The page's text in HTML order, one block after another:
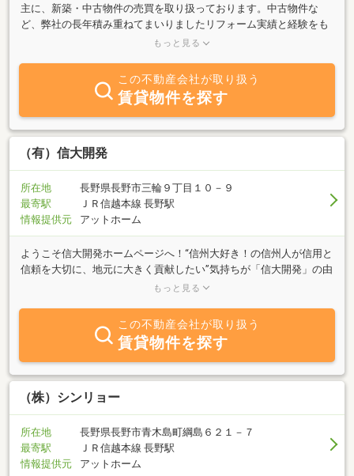
主に、新築・中古物件の売買を取り扱っております。中古物件な
ど、弊社の長年積み重ねてまいりましたリフォーム実績と経験をも
とに、中間業者を挟まずに直接工事をさせて頂けます。お客様のご
寄り添った仕事" をモットーに 大手には無い魅力を発信させてい
ただき 皆様のお力になりたいと思っております。お困りごとは何
なりと、先ずはご相談頂ければと思います。
もっと見る
この不動産会社が取り扱う
賃貸物件を探す
（有）信大開発
所在地
長野県長野市三輪９丁目１０－９
最寄駅
ＪＲ信越本線 長野駅
情報提供元
アットホーム
ようこそ信大開発ホームページへ！“信州大好き！の信州人が信用と
信頼を大切に、地元に大きく貢献したい”気持ちが「信大開発」の由
来です。シンボルマークのカタクリは、その美しい容姿だけではな
です。春にはたくさんの仲間と共に可憐な花を咲かせて、私たちを
喜ばせてくれます。 当社の女性スタッフも「カタクリの花」のよ
うなお店作りを目指して、皆様の住まい探しのサポートをさせて頂
きます。あらかじめ御一報頂ければ、提供各社の物件も御準備いた
しますので、何件もお店廻りをする手間を省いて物件廻りに集中し
て頂く事も可能です。
もっと見る
この不動産会社が取り扱う
賃貸物件を探す
（株）シンリョー
所在地
長野県長野市青木島町綱島６２１－７
最寄駅
ＪＲ信越本線 長野駅
情報提供元
アットホーム